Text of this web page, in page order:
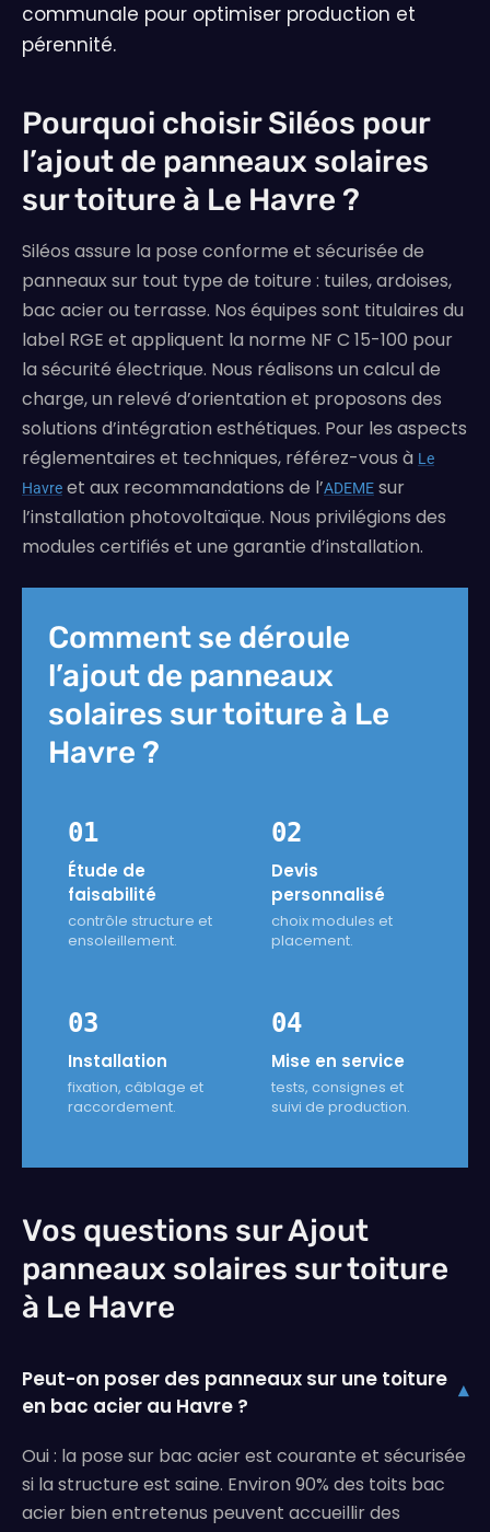
communale pour optimiser production et
pérennité.
Pourquoi choisir Siléos pour
l’ajout de panneaux solaires
sur toiture à Le Havre ?
Siléos assure la pose conforme et sécurisée de
panneaux sur tout type de toiture : tuiles, ardoises,
bac acier ou terrasse. Nos équipes sont titulaires du
label RGE et appliquent la norme NF C 15-100 pour
la sécurité électrique. Nous réalisons un calcul de
charge, un relevé d’orientation et proposons des
solutions d’intégration esthétiques. Pour les aspects
réglementaires et techniques, référez-vous à Le
Havre et aux recommandations de l’ADEME sur
l’installation photovoltaïque. Nous privilégions des
modules certifiés et une garantie d’installation.
Comment se déroule
l’ajout de panneaux
solaires sur toiture à Le
Havre ?
01
Étude de
faisabilité
contrôle structure et
ensoleillement.
02
Devis
personnalisé
choix modules et
placement.
03
Installation
fixation, câblage et
raccordement.
04
Mise en service
tests, consignes et
suivi de production.
Vos questions sur Ajout
panneaux solaires sur toiture
à Le Havre
Peut-on poser des panneaux sur une toiture
en bac acier au Havre ?
▾
Oui : la pose sur bac acier est courante et sécurisée
si la structure est saine. Environ 90% des toits bac
acier bien entretenus peuvent accueillir des